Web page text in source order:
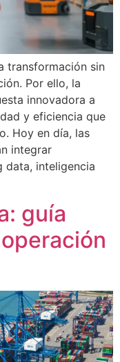
transformación sin
Por ello, la
innovadora a
y eficiencia que
Hoy en día, las
integrar
data, inteligencia
guía